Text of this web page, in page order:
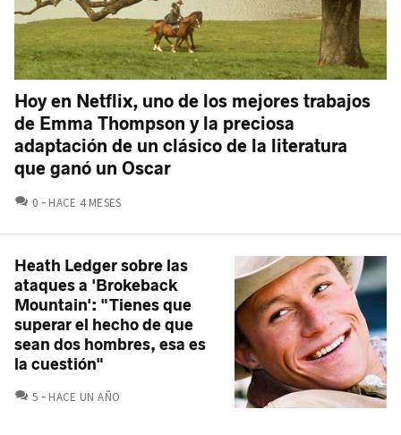
Hoy en Netflix, uno de los mejores trabajos
de Emma Thompson y la preciosa
adaptación de un clásico de la literatura
que ganó un Oscar
0 COMENTARIOS
HACE 4 MESES
Heath Ledger sobre las
ataques a 'Brokeback
Mountain': "Tienes que
superar el hecho de que
sean dos hombres, esa es
la cuestión"
5 COMENTARIOS
HACE UN AÑO